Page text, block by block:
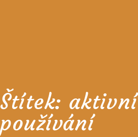
Štítek: aktivní
používání